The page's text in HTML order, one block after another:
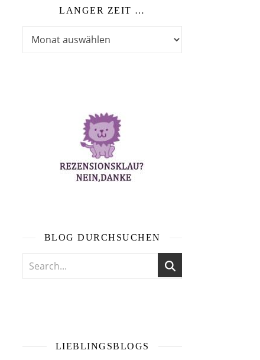
LANGER ZEIT …
BLOG DURCHSUCHEN
LIEBLINGSBLOGS